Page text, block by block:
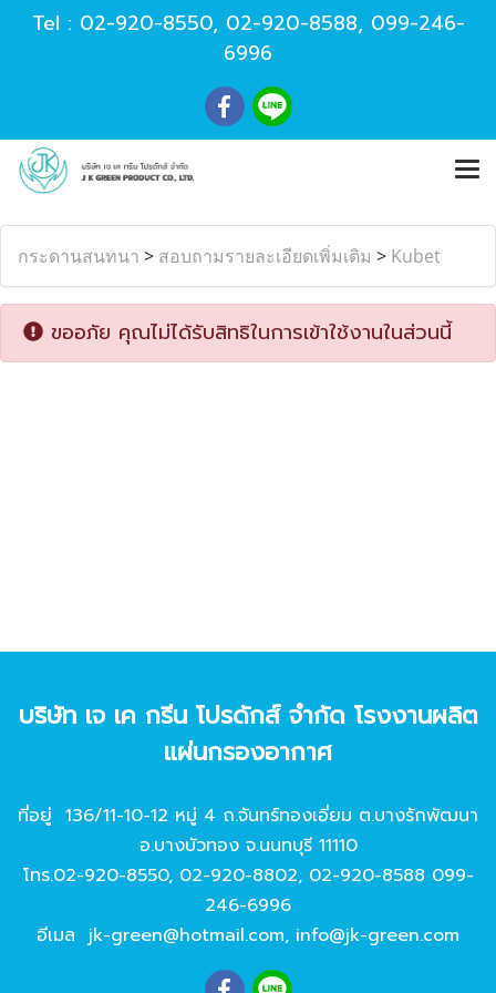
Tel : 02-920-8550, 02-920-8588, 099-246-
6996
กระดานสนทนา > สอบถามรายละเอียดเพิ่มเติม > Kubet
ขออภัย คุณไม่ได้รับสิทธิในการเข้าใช้งานในส่วนนี้
บริษัท เจ เค กรีน โปรดักส์ จํากัด โรงงานผลิต
แผ่นกรองอากาศ
ที่อยู่ 136/11-10-12 หมู่ 4 ถ.จันทร์ทองเอี่ยม ต.บางรักพัฒนา
อ.บางบัวทอง จ.นนทบุรี 11110
โทร.02-920-8550, 02-920-8802, 02-920-8588 099-
246-6996
อีเมล jk-green@hotmail.com, info@jk-green.com